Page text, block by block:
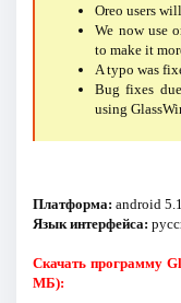
Oreo users
We now use
to make it
A typo was
Bug fixes
using
Платформа: android
Язык интерфейса:
Скачать программу
МБ):